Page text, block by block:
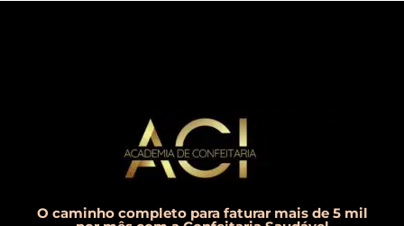
O caminho completo para faturar mais de 5 mil